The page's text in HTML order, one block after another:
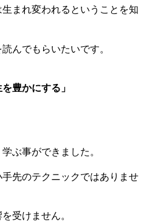
まれ変われるということを知
んでもらいたいです。
にする」
ぶ事ができました。
手先のテクニックではありませ
受けません。